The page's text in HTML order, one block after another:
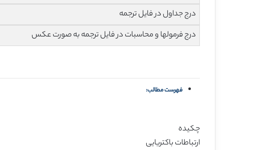
درج جداول در فایل ترجمه
درج فرمولها و محاسبات در فایل ترجمه به صورت عکس
فهرست مطالب:
چکیده
ارتباطات باکتریایی